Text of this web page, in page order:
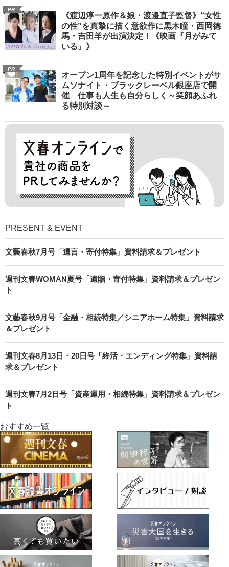
PR
《渡辺淳一原作＆娘・渡邉直子監督》“女性
の性”を真摯に描く意欲作に黒木瞳・西岡德
馬・吉田羊が出演決定！《映画『月がみて
いる』》
PR
オープン1周年を記念した特別イベントがサ
ムソナイト・ブラックレーベル銀座店で開
催 仕事も人生も自分らしく～笑顔あふれ
る特別対談～
PRESENT & EVENT
文藝春秋7月号「遺言・寄付特集」資料請求＆プレゼント
週刊文春WOMAN夏号「遺贈・寄付特集」資料請求＆プレゼン
ト
文藝春秋9月号「金融・相続特集／シニアホーム特集」資料請求
＆プレゼント
週刊文春8月13日・20日号「終活・エンディング特集」資料請
求＆プレゼント
週刊文春7月2日号「資産運用・相続特集」資料請求＆プレゼン
ト
おすすめ一覧